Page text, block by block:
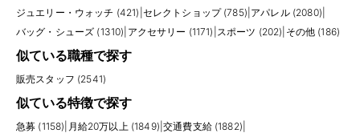
ジュエリー・ウォッチ (421) セレクトショップ (785) アパレル (2080)
バッグ・シューズ (1310) アクセサリー (1171) スポーツ (202) その他 (186)
似ている職種で探す
販売スタッフ (2541)
似ている特徴で探す
急募 (1158) 月給20万以上 (1849) |交通費支給 (1882)